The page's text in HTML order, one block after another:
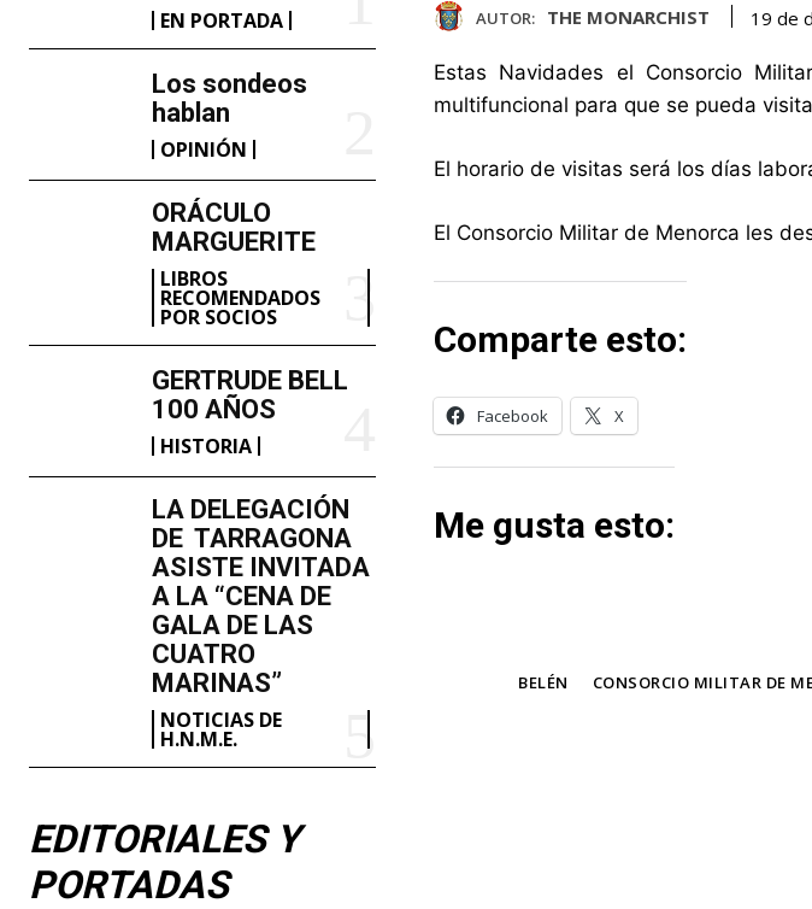
EN PORTADA
Los sondeos
hablan
OPINIÓN
ORÁCULO
MARGUERITE
LIBROS
RECOMENDADOS
POR SOCIOS
GERTRUDE BELL
100 AÑOS
HISTORIA
LA DELEGACIÓN
DE TARRAGONA
ASISTE INVITADA
A LA “CENA DE
GALA DE LAS
CUATRO
MARINAS”
NOTICIAS DE
H.N.M.E.
EDITORIALES Y
PORTADAS
AUTOR: THE MONARCHIST 19 de
Estas Navidades el Consorcio
multifuncional para que se pueda
El horario de visitas será los días
El Consorcio Militar de Menorca les
Comparte esto:
Facebook X
Me gusta esto:
BELÉN CONSORCIO MILITAR DE